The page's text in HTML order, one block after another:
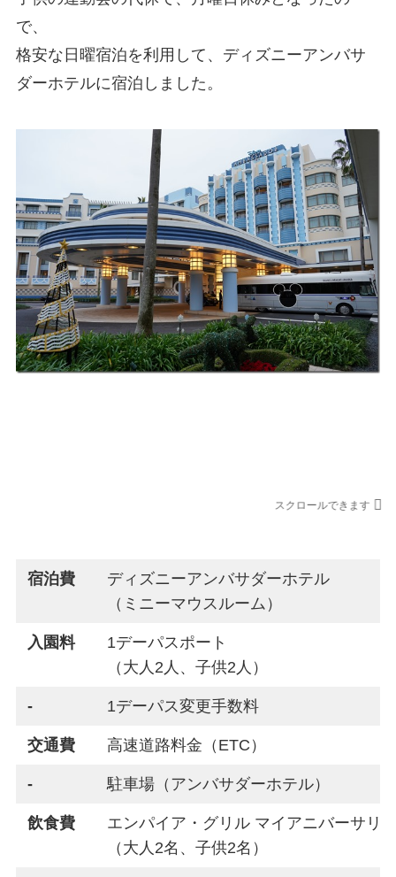
で、
格安な日曜宿泊を利用して、ディズニーアンバサ
ダーホテルに宿泊しました。
スクロールできます
宿泊費
ディズニーアンバサダーホテル
（ミニーマウスルーム）
入園料
1デーパスポート
（大人2人、子供2人）
- 1デーパス変更手数料
交通費 高速道路料金（ETC）
- 駐車場（アンバサダーホテル）
飲食費
エンパイア・グリル マイアニバーサリ
（大人2名、子供2名）